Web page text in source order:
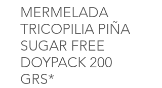
MERMELADA
TRICOPILIA PIÑA
SUGAR FREE
DOYPACK 200
GRS*